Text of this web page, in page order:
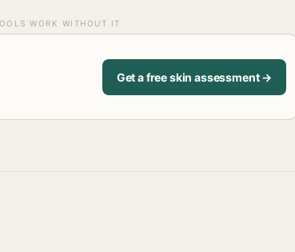
WORK WITHOUT IT
Get a free skin assessment →